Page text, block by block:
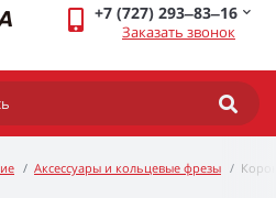
+7 (727) 293‒83‒16
Заказать звонок
Аксессуары и кольцевые фрезы